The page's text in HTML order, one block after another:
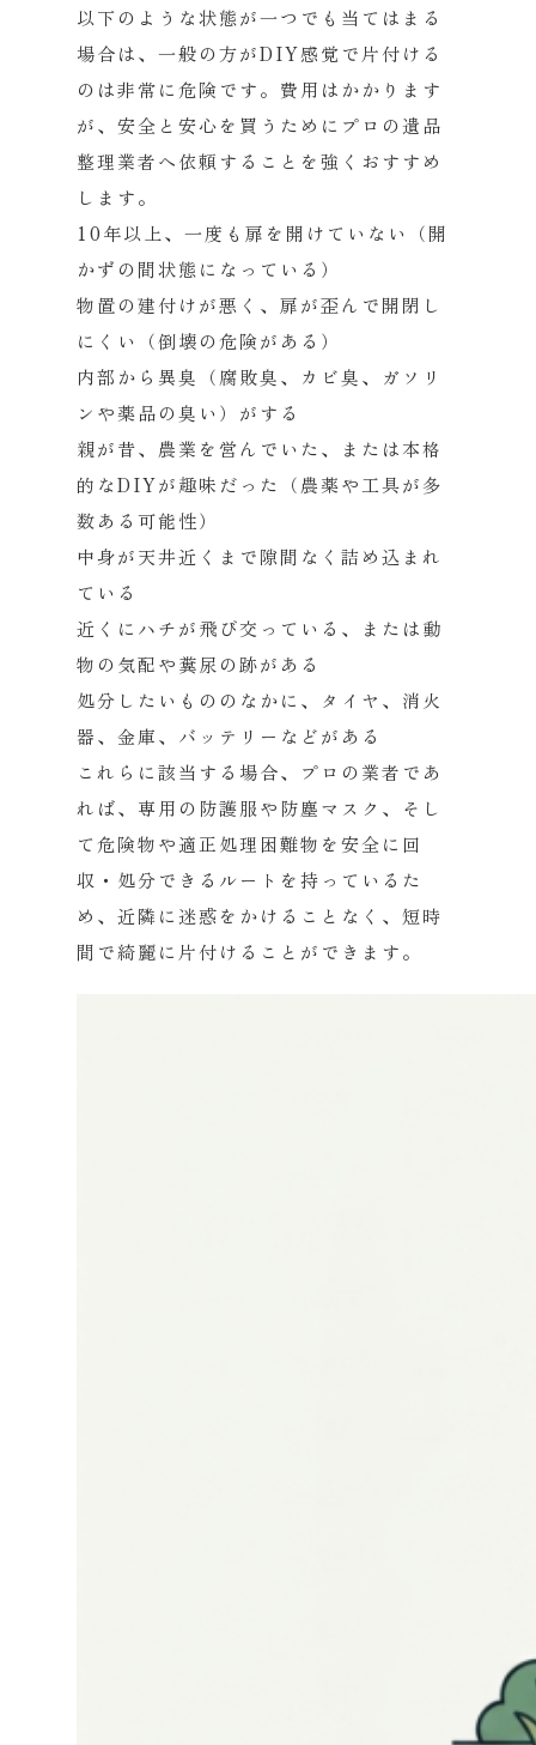
以下のような状態が一つでも当てはまる
場合は、一般の方がDIY感覚で片付ける
のは非常に危険です。費用はかかります
が、安全と安心を買うためにプロの遺品
整理業者へ依頼することを強くおすすめ
します。
10年以上、一度も扉を開けていない（開
かずの間状態になっている）
物置の建付けが悪く、扉が歪んで開閉し
にくい（倒壊の危険がある）
内部から異臭（腐敗臭、カビ臭、ガソリ
ンや薬品の臭い）がする
親が昔、農業を営んでいた、または本格
的なDIYが趣味だった（農薬や工具が多
数ある可能性）
中身が天井近くまで隙間なく詰め込まれ
ている
近くにハチが飛び交っている、または動
物の気配や糞尿の跡がある
処分したいもののなかに、タイヤ、消火
器、金庫、バッテリーなどがある
これらに該当する場合、プロの業者であ
れば、専用の防護服や防塵マスク、そし
て危険物や適正処理困難物を安全に回
収・処分できるルートを持っているた
め、近隣に迷惑をかけることなく、短時
間で綺麗に片付けることができます。